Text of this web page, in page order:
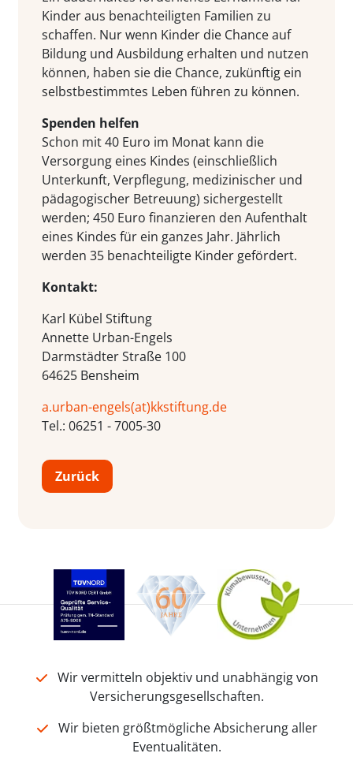
Kinder aus benachteiligten Familien zu
schaffen. Nur wenn Kinder die Chance auf
Bildung und Ausbildung erhalten und nutzen
können, haben sie die Chance, zukünftig ein
selbstbestimmtes Leben führen zu können.
Spenden helfen
Schon mit 40 Euro im Monat kann die
Versorgung eines Kindes (einschließlich
Unterkunft, Verpflegung, medizinischer und
pädagogischer Betreuung) sichergestellt
werden; 450 Euro finanzieren den Aufenthalt
eines Kindes für ein ganzes Jahr. Jährlich
werden 35 benachteiligte Kinder gefördert.
Kontakt:
Karl Kübel Stiftung
Annette Urban-Engels
Darmstädter Straße 100
64625 Bensheim
a.urban-engels(at)kkstiftung.de
Tel.: 06251 - 7005-30
Zurück
Wir vermitteln objektiv und unabhängig von
Versicherungsgesellschaften.
Wir bieten größtmögliche Absicherung aller
Eventualitäten.